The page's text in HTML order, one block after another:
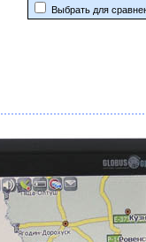
Выбрать для